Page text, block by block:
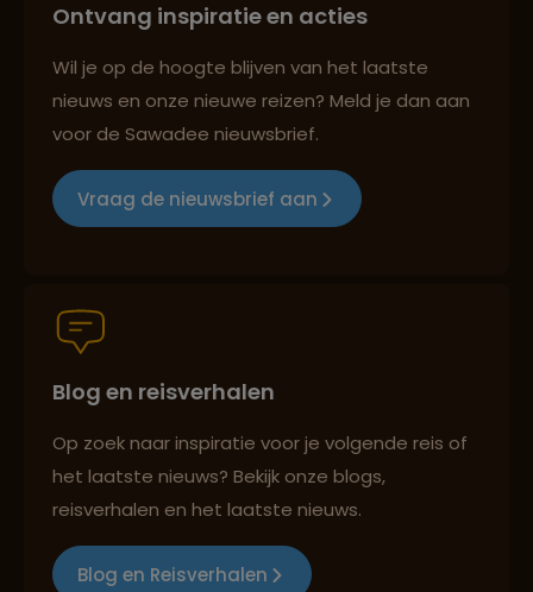
Groepsreizen mét indivuele vrijheid
Best beoordeelde reisroutes
Reizen met oog voor mens, cultuur en milieu
Ontvang inspiratie en acties
Wil je op de hoogte blijven van het laatste
nieuws en onze nieuwe reizen? Meld je dan aan
voor de Sawadee nieuwsbrief.
Vraag de nieuwsbrief aan
Blog en reisverhalen
Op zoek naar inspiratie voor je volgende reis of
het laatste nieuws? Bekijk onze blogs,
reisverhalen en het laatste nieuws.
Blog en Reisverhalen